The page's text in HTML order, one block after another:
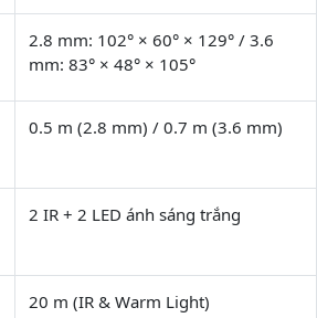
2.8 mm: 102° × 60° × 129° / 3.6
mm: 83° × 48° × 105°
0.5 m (2.8 mm) / 0.7 m (3.6 mm)
2 IR + 2 LED ánh sáng trắng
20 m (IR & Warm Light)